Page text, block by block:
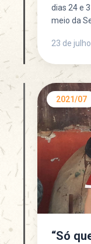
dias 24 e
meio da
23 de
2021/07
“Só